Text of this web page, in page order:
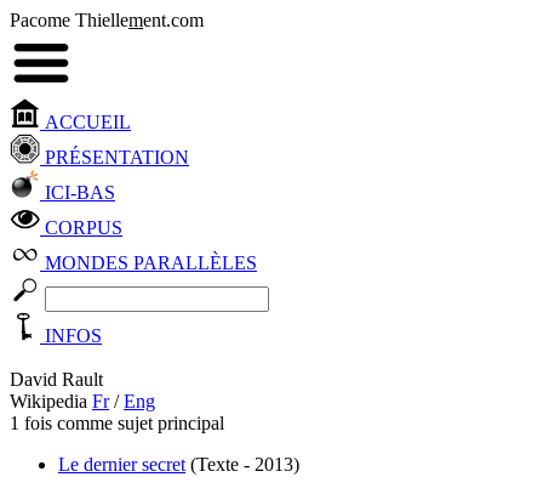
Pacome Thiellement.com
ACCUEIL
PRÉSENTATION
ICI-BAS
CORPUS
MONDES PARALLÈLES
INFOS
David Rault
Wikipedia Fr/Eng
1 fois comme sujet principal
Le dernier secret (Texte - 2013)